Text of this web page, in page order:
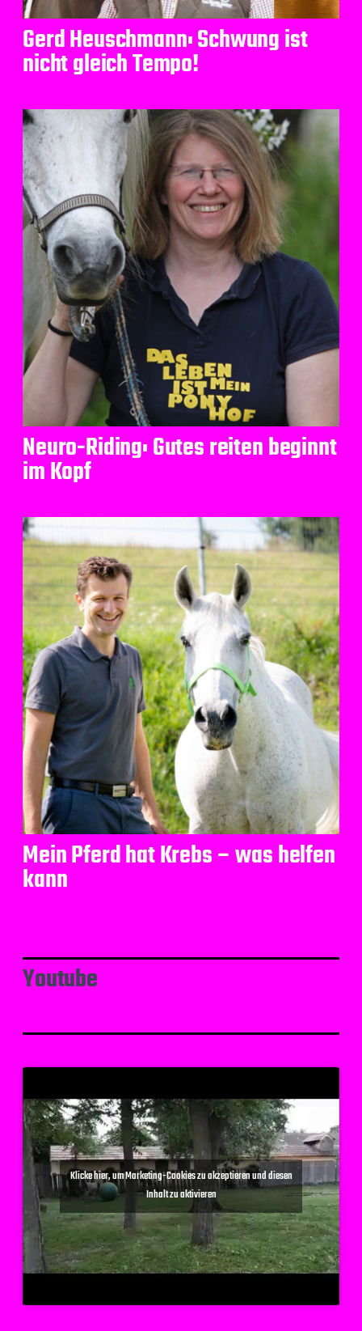
Gerd Heuschmann: Schwung ist
nicht gleich Tempo!
Neuro-Riding: Gutes reiten beginnt
im Kopf
Mein Pferd hat Krebs – was helfen
kann
Youtube
Klicke hier, um Marketing-Cookies zu akzeptieren und diesen
Inhalt zu aktivieren